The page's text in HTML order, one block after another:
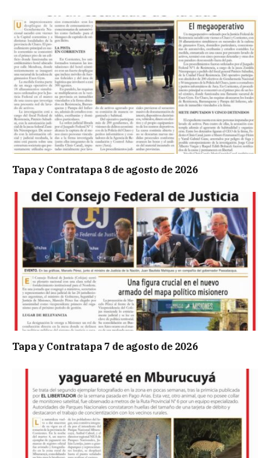
Tapa y Contratapa 8 de agosto de 2026
Tapa y Contratapa 7 de agosto de 2026